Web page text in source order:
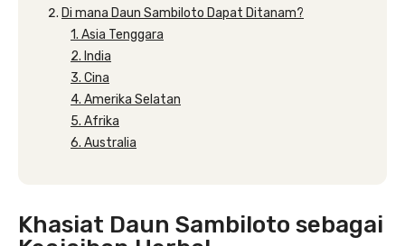
Di mana Daun Sambiloto Dapat Ditanam?
1. Asia Tenggara
2. India
3. Cina
4. Amerika Selatan
5. Afrika
6. Australia
Khasiat Daun Sambiloto sebagai